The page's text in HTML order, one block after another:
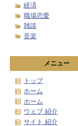
経済
職場恋愛
雑談
音楽
メニュー
トップ
ホーム
ホーム
ウェブ 紹介
サイト 紹介